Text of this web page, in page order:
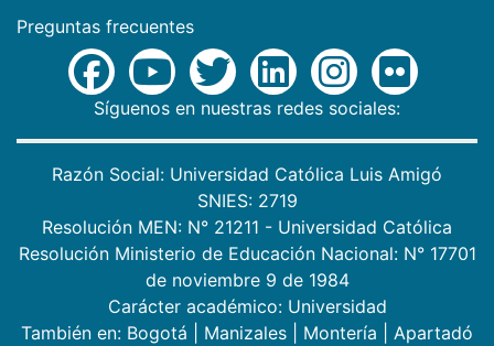
Preguntas frecuentes
Síguenos en nuestras redes sociales:
Razón Social: Universidad Católica Luis Amigó
SNIES: 2719
Resolución MEN: N° 21211 - Universidad Católica
Resolución Ministerio de Educación Nacional: N° 17701
de noviembre 9 de 1984
Carácter académico: Universidad
También en: Bogotá Manizales Montería
Apartadó